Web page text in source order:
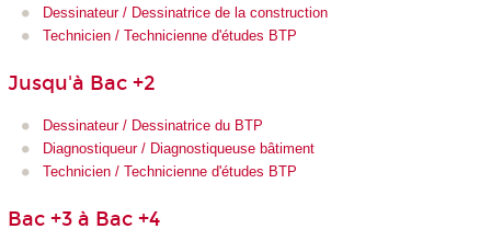
Dessinateur / Dessinatrice de la construction
Technicien / Technicienne d'études BTP
Jusqu'à Bac +2
Dessinateur / Dessinatrice du BTP
Diagnostiqueur / Diagnostiqueuse bâtiment
Technicien / Technicienne d'études BTP
Bac +3 à Bac +4